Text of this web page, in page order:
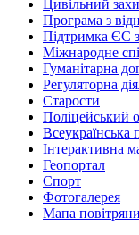
Цивільний
Програма з
Підтримка ЄС
Міжнародне
Гуманітарна
Регуляторна
Старости
Поліцейський
Всеукраїнська
Інтерактивна
Геопортал
Спорт
Фотогалерея
Мапа